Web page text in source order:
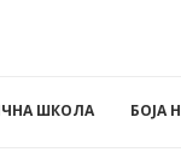
ШКОЛА БОЈА